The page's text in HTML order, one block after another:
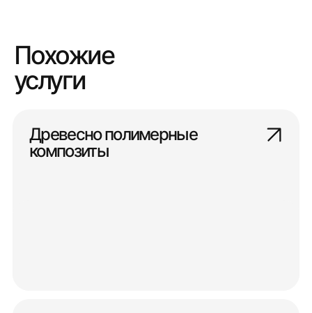
Похожие
услуги
Древесно полимерные
композиты